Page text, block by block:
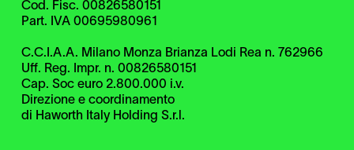
Cod. Fisc. 00826580151
Part. IVA 00695980961
C.C.I.A.A. Milano Monza Brianza Lodi Rea n. 762966
Uff. Reg. Impr. n. 00826580151
Cap. Soc euro 2.800.000 i.v.
Direzione e coordinamento
di Haworth Italy Holding S.r.l.